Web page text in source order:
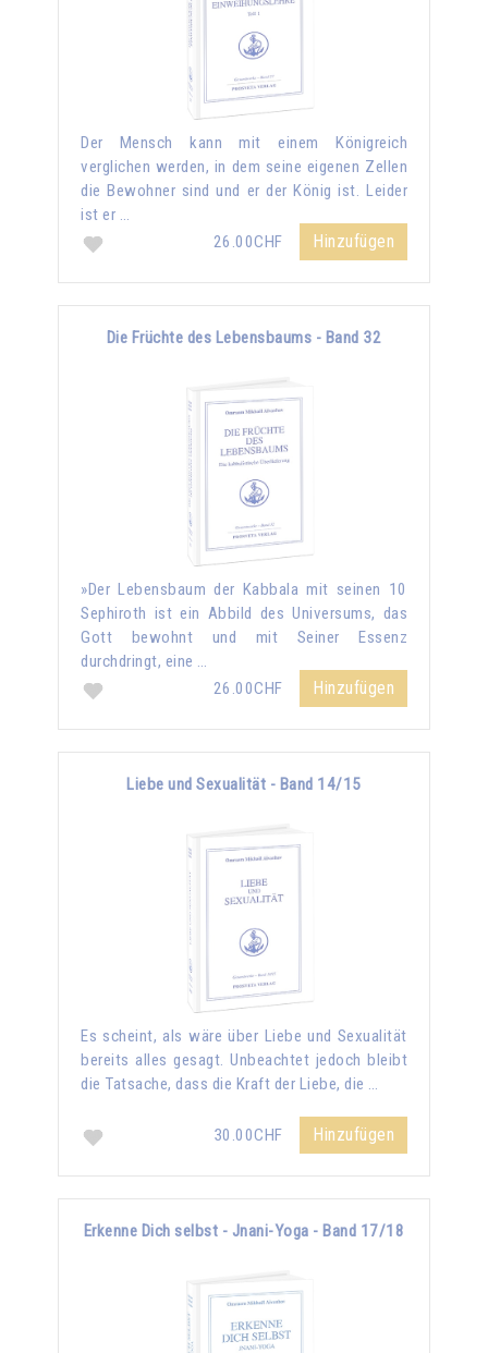
Der Mensch kann mit einem Königreich
verglichen werden, in dem seine eigenen Zellen
die Bewohner sind und er der König ist. Leider
ist er …
26.00CHF
Hinzufügen
Die Früchte des Lebensbaums - Band 32
»Der Lebensbaum der Kabbala mit seinen 10
Sephiroth ist ein Abbild des Universums, das
Gott bewohnt und mit Seiner Essenz
durchdringt, eine …
26.00CHF
Hinzufügen
Liebe und Sexualität - Band 14/15
Es scheint, als wäre über Liebe und Sexualität
bereits alles gesagt. Unbeachtet jedoch bleibt
die Tatsache, dass die Kraft der Liebe, die …
30.00CHF Hinzufügen
Erkenne Dich selbst - Jnani-Yoga - Band 17/18